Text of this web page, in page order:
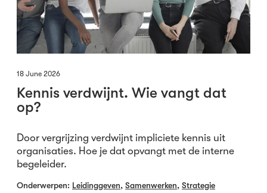
18 June 2026
Kennis verdwijnt. Wie vangt dat
op?
Door vergrijzing verdwijnt impliciete kennis uit
organisaties. Hoe je dat opvangt met de interne
begeleider.
Onderwerpen: Leidinggeven, Samenwerken, Strategie